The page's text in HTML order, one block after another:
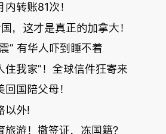
转账81次！
，这才是真正的加拿大！
” 有华人吓到睡不着
住我家”！全球信件狂寄来
国陪父母！
以外!
游！撤签证，冻国籍？